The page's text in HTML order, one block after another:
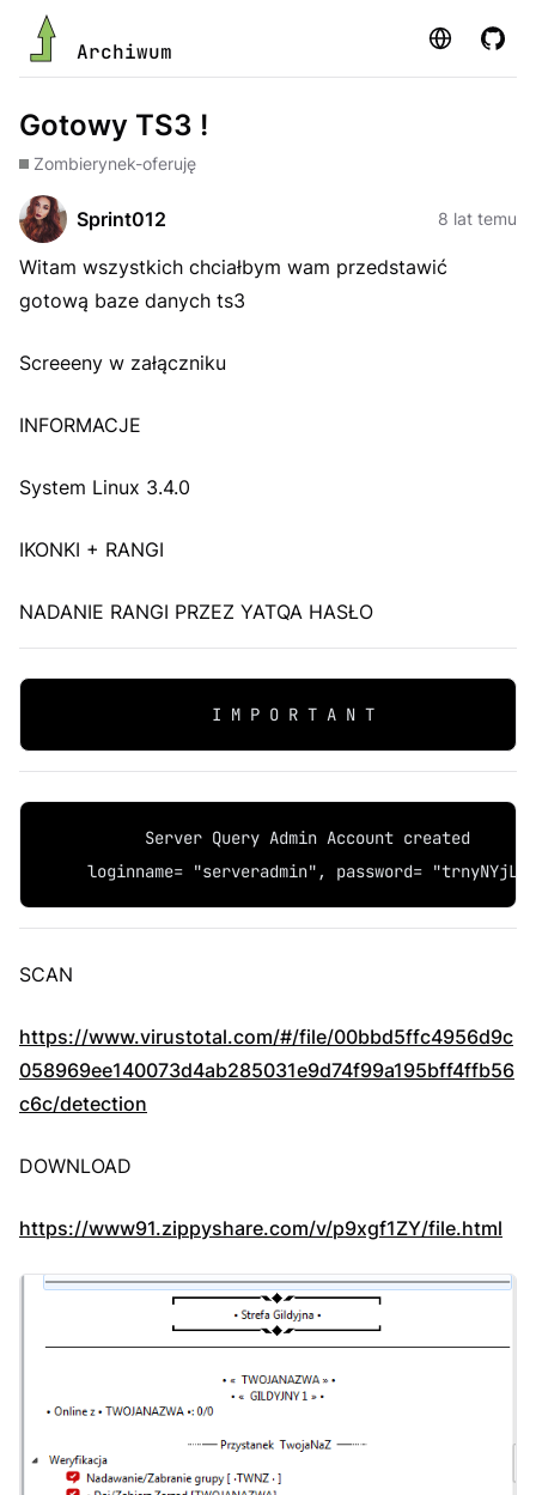
Archiwum Strona
Gotowy TS3 !
Zombierynek-oferuję
Sprint012 8 lat temu
Witam wszystkich chciałbym wam przedstawić
gotową baze danych ts3
Screeeny w załączniku
INFORMACJE
System Linux 3.4.0
IKONKI + RANGI
NADANIE RANGI PRZEZ YATQA HASŁO
                  I M P O R T A N T
           Server Query Admin Account created
     loginname= "serveradmin", password= "trnyNYjL"
SCAN
https://www.virustotal.com/#/file/00bbd5ffc4956d9c
058969ee140073d4ab285031e9d74f99a195bff4ffb56
c6c/detection
DOWNLOAD
https://www91.zippyshare.com/v/p9xgf1ZY/file.html